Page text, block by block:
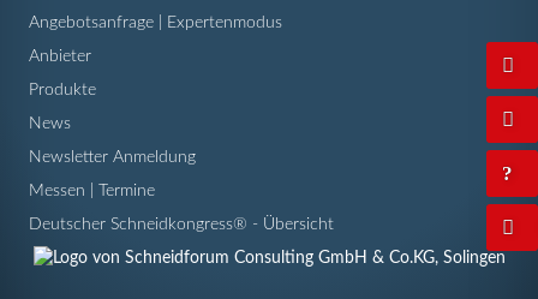
Angebotsanfrage | Expertenmodus
Anbieter
Produkte
News
Newsletter Anmeldung
Messen | Termine
Deutscher Schneidkongress® - Übersicht